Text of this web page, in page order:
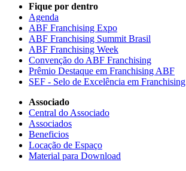
Fique por dentro
Agenda
ABF Franchising Expo
ABF Franchising Summit Brasil
ABF Franchising Week
Convenção do ABF Franchising
Prêmio Destaque em Franchising ABF
SEF - Selo de Excelência em Franchising
Associado
Central do Associado
Associados
Beneficios
Locação de Espaço
Material para Download